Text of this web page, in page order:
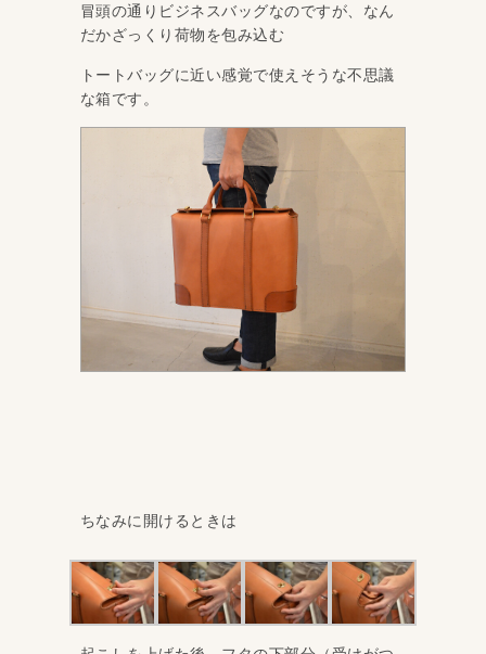
冒頭の通りビジネスバッグなのですが、なん
だかざっくり荷物を包み込む
トートバッグに近い感覚で使えそうな不思議
な箱です。
ちなみに開けるときは